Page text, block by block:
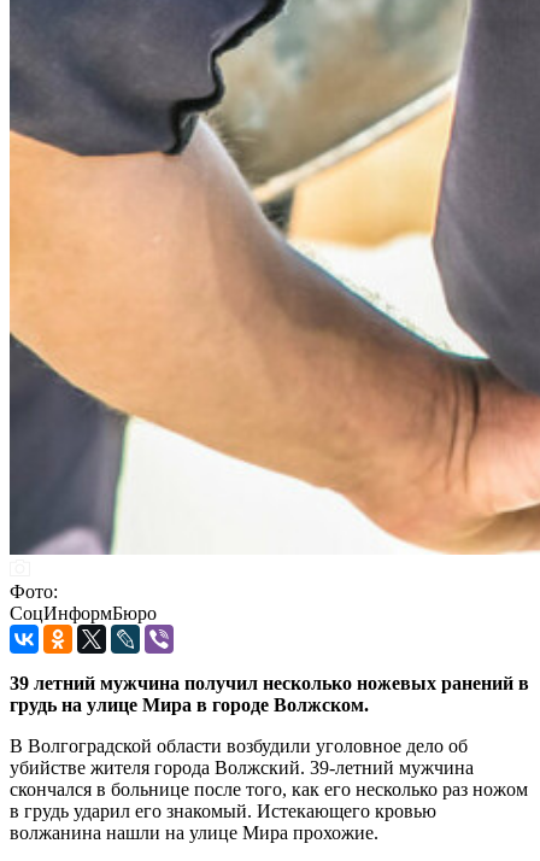
Фото:
СоцИнформБюро
39 летний мужчина получил несколько ножевых ранений в
грудь на улице Мира в городе Волжском.
В Волгоградской области возбудили уголовное дело об
убийстве жителя города Волжский. 39-летний мужчина
скончался в больнице после того, как его несколько раз ножом
в грудь ударил его знакомый. Истекающего кровью
волжанина нашли на улице Мира прохожие.